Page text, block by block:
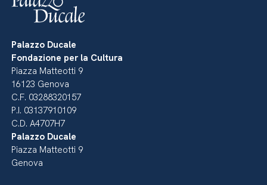
Palazzo Ducale
Fondazione per la Cultura
Piazza Matteotti 9
16123 Genova
C.F. 03288320157
P.I. 03137910109
C.D. A4707H7
Palazzo Ducale
Piazza Matteotti 9
Genova